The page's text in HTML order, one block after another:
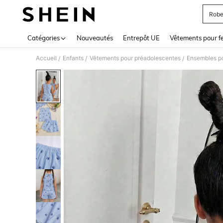
Catégories Nouveautés Entrepôt UE Vêtements pour
Accueil / Enfants / Vêtements pour préadolescentes / Ensembles